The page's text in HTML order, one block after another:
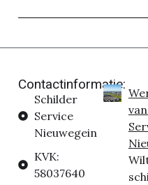
Contactinformatie:
Schilder
Service
Nieuwegein
KVK:
58037640